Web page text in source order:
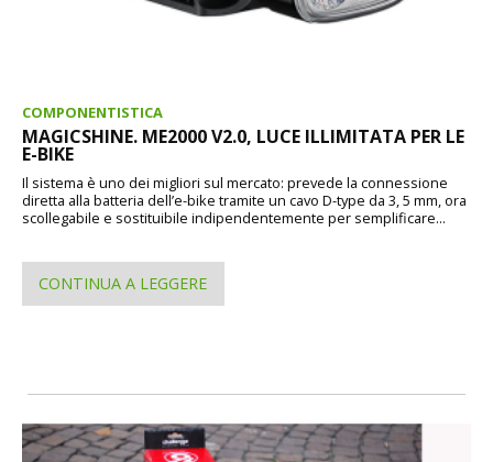
COMPONENTISTICA
MAGICSHINE. ME2000 V2.0, LUCE ILLIMITATA PER LE
E-BIKE
Il sistema è uno dei migliori sul mercato: prevede la connessione
diretta alla batteria dell’e-bike tramite un cavo D-type da 3, 5 mm, ora
scollegabile e sostituibile indipendentemente per semplificare...
CONTINUA A LEGGERE